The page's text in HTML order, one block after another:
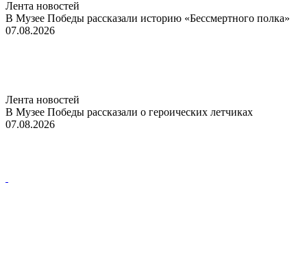
Лента новостей
В Музее Победы рассказали историю «Бессмертного полка»
07.08.2026
Лента новостей
В Музее Победы рассказали о героических летчиках
07.08.2026